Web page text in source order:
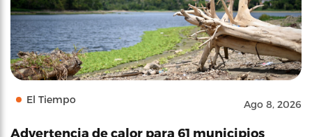
El Tiempo Ago 8, 2026
Advertencia de calor para 61 municipios